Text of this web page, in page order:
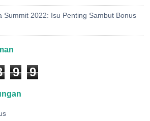
Summit 2022: Isu Penting Sambut Bonus
9 9